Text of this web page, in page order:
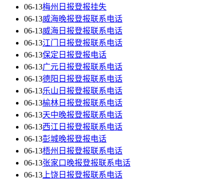
06-13梅州日报登报挂失
06-13威海晚报登报联系电话
06-13威海日报登报联系电话
06-13江门日报登报联系电话
06-13保定日报登报电话
06-13广元日报登报联系电话
06-13德阳日报登报联系电话
06-13乐山日报登报联系电话
06-13榆林日报登报联系电话
06-13天中晚报登报联系电话
06-13西江日报登报联系电话
06-13彭城晚报登报电话
06-13梧州日报登报联系电话
06-13张家口晚报登报联系电话
06-13 上饶日报登报联系电话